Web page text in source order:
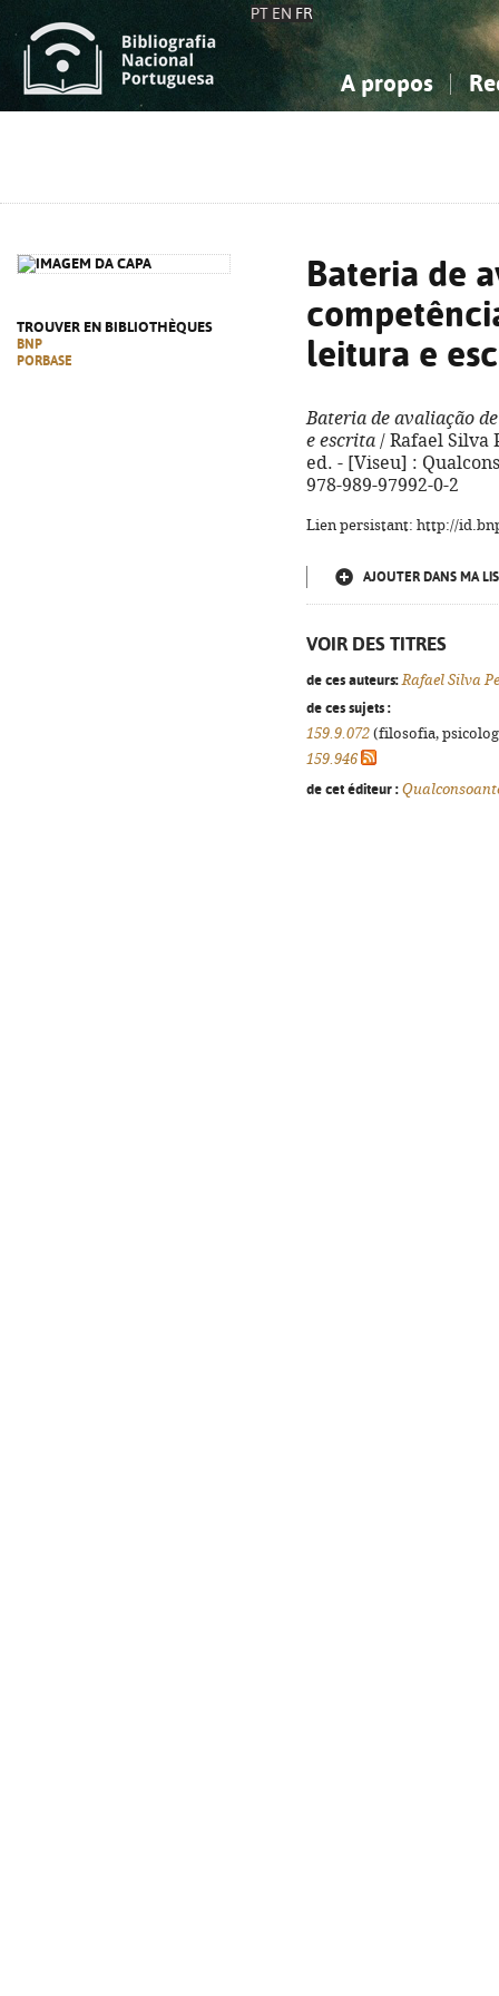
PT EN FR
A propos
TROUVER EN BIBLIOTHÈQUES
BNP
PORBASE
Bateria de
leitura e
Bateria de avaliação
e escrita / Rafael Silva
ed. - [Viseu] :
978-989-97992-0-2
Lien persistant: http://
AJOUTER DANS MA
VOIR DES TITRES
de ces auteurs: Rafael Silva
de ces sujets :
159.9.072 (filosofia,
159.946
de cet éditeur :